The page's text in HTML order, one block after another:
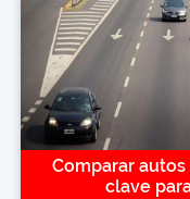
Comparar
clave